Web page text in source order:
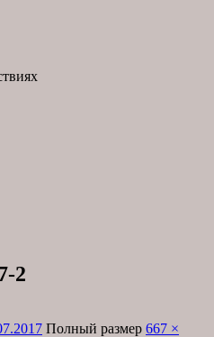
2
Полный размер 667 ×